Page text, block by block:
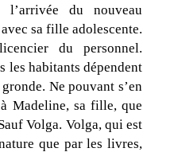
du nouveau
sa fille adolescente.
du personnel.
les habitants dépendent
Ne pouvant s’en
Madeline, sa fille, que
Volga. Volga, qui est
que par les livres,